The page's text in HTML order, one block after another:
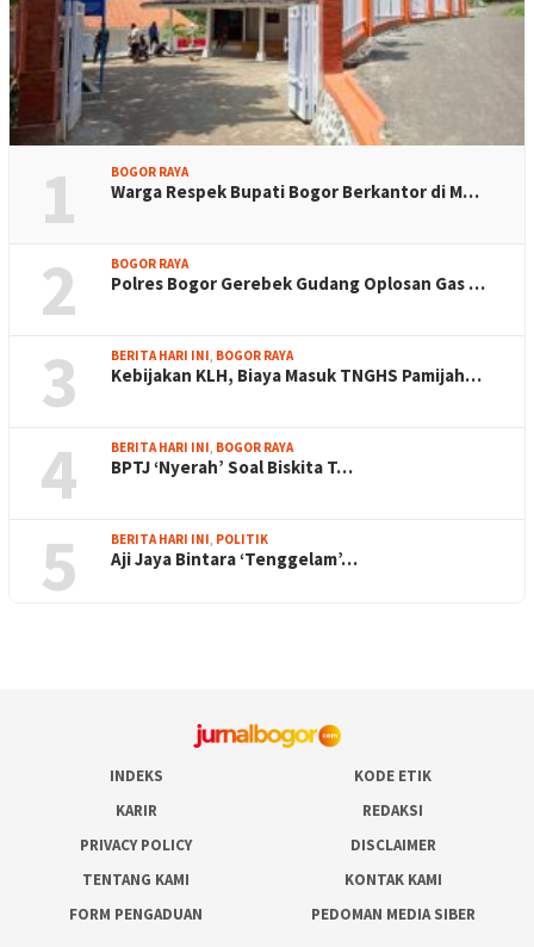
1 BOGOR RAYA
Warga Respek Bupati Bogor Berkantor di M…
2 BOGOR RAYA
Polres Bogor Gerebek Gudang Oplosan Gas …
3 BERITA HARI INI BOGOR RAYA
Kebijakan KLH, Biaya Masuk TNGHS Pamijah…
4 BERITA HARI INI BOGOR RAYA
BPTJ ‘Nyerah’ Soal Biskita T…
5 BERITA HARI INI POLITIK
Aji Jaya Bintara ‘Tenggelam’…
INDEKS
KODE ETIK
KARIR
REDAKSI
PRIVACY POLICY
DISCLAIMER
TENTANG KAMI
KONTAK KAMI
FORM PENGADUAN
PEDOMAN MEDIA SIBER